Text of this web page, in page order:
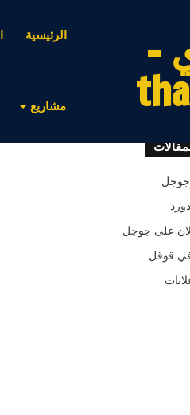
- الرئيسية
مشاريع
جوجل
على جوجل
في قوقل